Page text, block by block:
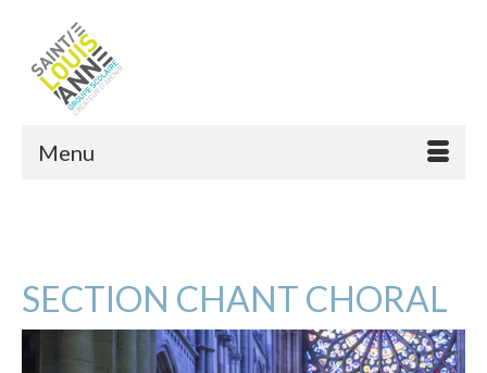
Menu
SECTION CHANT CHORAL